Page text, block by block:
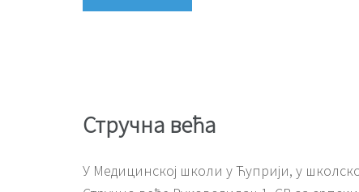
Стручна већа
У Медицинској школи у Ћуприји, у